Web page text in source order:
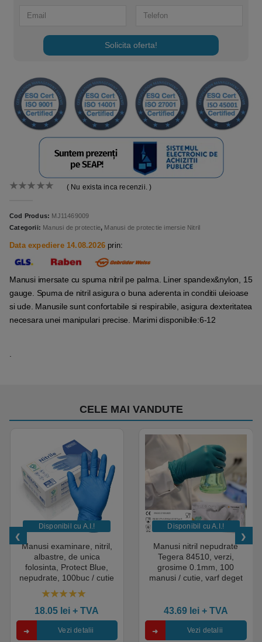
( Nu exista inca recenzii. )
Cod Produs: MJ11469009
Categorii: Manusi de protectie, Manusi de protectie imersie Nitril
Data expediere 14.08.2026 prin:
Manusi imersate cu spuma nitril pe palma. Liner spandex&nylon, 15
gauge. Spuma de nitril asigura o buna aderenta in conditii uleioase
si ude. Manusile sunt confortabile si respirabile, asigura dexteritatea
necesara unei manipulari precise. Marimi disponibile:6-12
Solicita oferta!
CELE MAI VANDUTE
Disponibil cu A.I.​!
Manusi examinare, nitril,
albastre, de unica
folosinta, Protect Blue,
nepudrate, 100buc / cutie
pentru medical, HoReCa,
saloane si domeniul
industrial, calitate premium
18.05 lei + TVA
Vezi detalii
Disponibil cu A.I.​!
Manusi nitril nepudrate
Tegera 84510, verzi,
grosime 0.1mm, 100
manusi / cutie, varf deget
43.69 lei+ TVA
Vezi detalii